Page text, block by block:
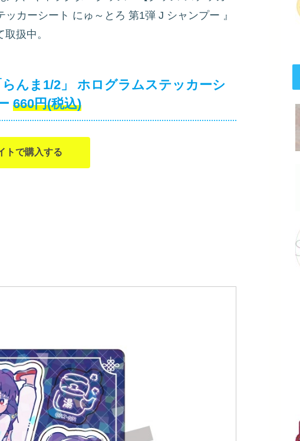
カーシート にゅ～とろ 第1弾 J シャンプー 』
扱中。
んま1/2」 ホログラムステッカーシ
660円(税込)
トで購入する